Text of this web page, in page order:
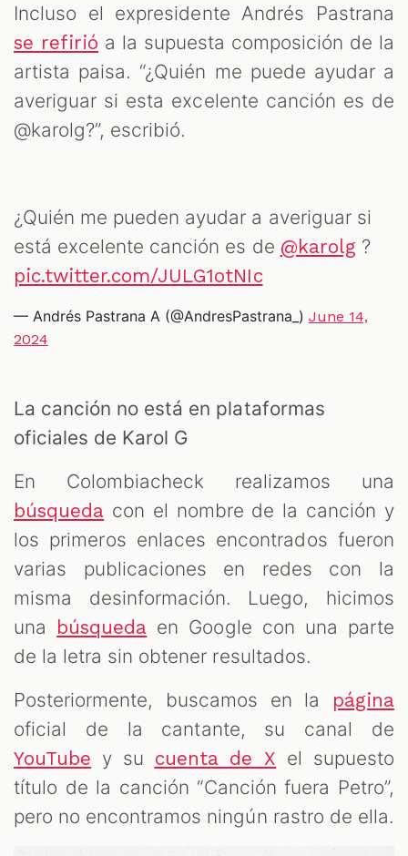
Incluso el expresidente Andrés Pastrana
se refirió a la supuesta composición de la
artista paisa. “¿Quién me puede ayudar a
averiguar si esta excelente canción es de
@karolg?”, escribió.
¿Quién me pueden ayudar a averiguar si
está excelente canción es de @karolg?
pic.twitter.com/JULG1otNIc
— Andrés Pastrana A (@AndresPastrana_) June 14,
2024
La canción no está en plataformas
oficiales de Karol G
En Colombiacheck realizamos una
búsqueda con el nombre de la canción y
los primeros enlaces encontrados fueron
varias publicaciones en redes con la
misma desinformación. Luego, hicimos
una
búsqueda en Google con una parte
de la letra sin obtener resultados.
Posteriormente, buscamos en la
página
oficial de la cantante, su canal de
YouTube y su cuenta de X el supuesto
título de la canción “Canción fuera Petro”,
pero no encontramos ningún rastro de ella.